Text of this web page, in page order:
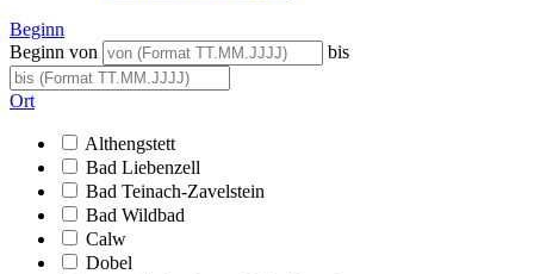
Beginn
Beginn von
bis
Ort
Althengstett
Bad Liebenzell
Bad Teinach-Zavelstein
Bad Wildbad
Calw
Dobel